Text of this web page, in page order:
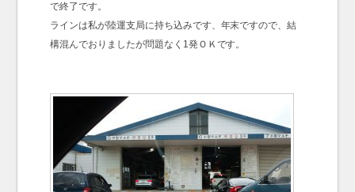
で終了です。
ラインは私が陸運支局に持ち込みです、年末ですので、結
構混んでおりましたが問題なく1発ＯＫです。